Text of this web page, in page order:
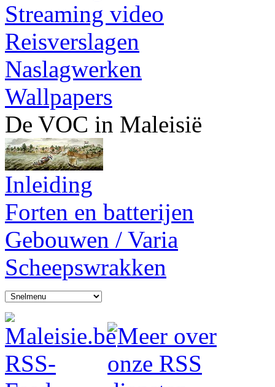
Streaming video
Reisverslagen
Naslagwerken
Wallpapers
De VOC in Maleisië
Inleiding
Forten en batterijen
Gebouwen / Varia
Scheepswrakken